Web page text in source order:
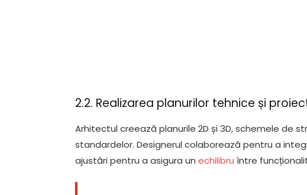
2.2. Realizarea planurilor tehnice și
Arhitectul creează planurile 2D și 3D, schemele de
standardelor. Designerul colaborează pentru a
ajustări pentru a asigura unechilibru între